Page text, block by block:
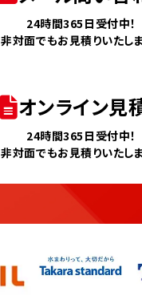
24時間365日受付中！
非対面でもお見積りいたしま
オンライン見
24時間365日受付中！
非対面でもお見積りいたしま